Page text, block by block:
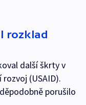
rozklad
další škrty v
(USAID).
porušilo